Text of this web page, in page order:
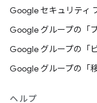
Google セキュリティ
Google グループの「
Google グループの「
Google グループの「
ヘルプ